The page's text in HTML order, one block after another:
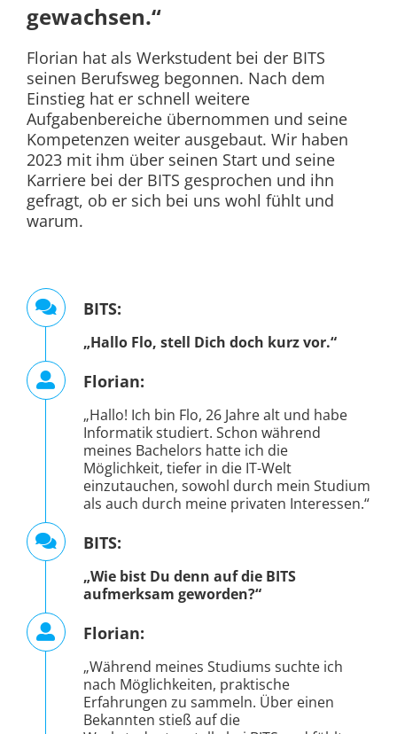
Florian hat als Werkstudent bei der BITS
seinen Berufsweg begonnen. Nach dem
Einstieg hat er schnell weitere
Aufgabenbereiche übernommen und seine
Kompetenzen weiter ausgebaut. Wir haben
2023 mit ihm über seinen Start und seine
Karriere bei der BITS gesprochen und ihn
gefragt, ob er sich bei uns wohl fühlt und
warum.
Florian:
Informatik studiert. Schon während
Möglichkeit, tiefer in die IT-Welt
einzutauchen, sowohl durch mein Studium
als auch durch meine privaten Interessen.“
BITS:
aufmerksam geworden?“
Florian:
nach Möglichkeiten, praktische
Bekannten stieß auf die
Werkstudentenstelle bei BITS und fühlte
mich sofort von den Projekten und der
Arbeitskultur angezogen.“